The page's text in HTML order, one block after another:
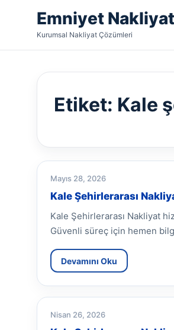
Emniyet Nakliyat
Kurumsal Nakliyat Çözümleri
Etiket: Kale
Mayıs 28, 2026
Kale Şehirlerarası
Kale Şehirlerarası Nakliyat
Güvenli süreç için hemen
Devamını Oku
Nisan 26, 2026